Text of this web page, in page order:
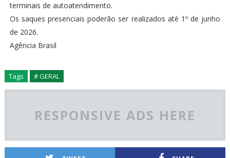
terminais de autoatendimento.
Os saques presenciais poderão ser realizados até 1º de junho
de 2026.
Agência Brasil
Tags # GERAL
RESPONSIVE ADS HERE